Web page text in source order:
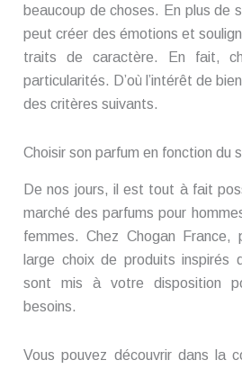
beaucoup de choses. En plus de
peut créer des émotions et
traits de caractère. En fait,
particularités. D’où l’intérêt de
des critères suivants.
Choisir son parfum en fonction du
De nos jours, il est tout à fait
marché des parfums pour
femmes. Chez Chogan France,
large choix de produits inspirés
sont mis à votre disposition
besoins.
Vous pouvez découvrir dans la